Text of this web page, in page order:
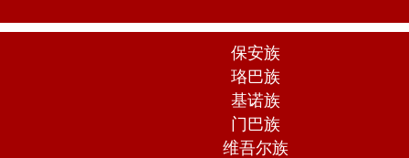
保安族
珞巴族
基诺族
门巴族
维吾尔族